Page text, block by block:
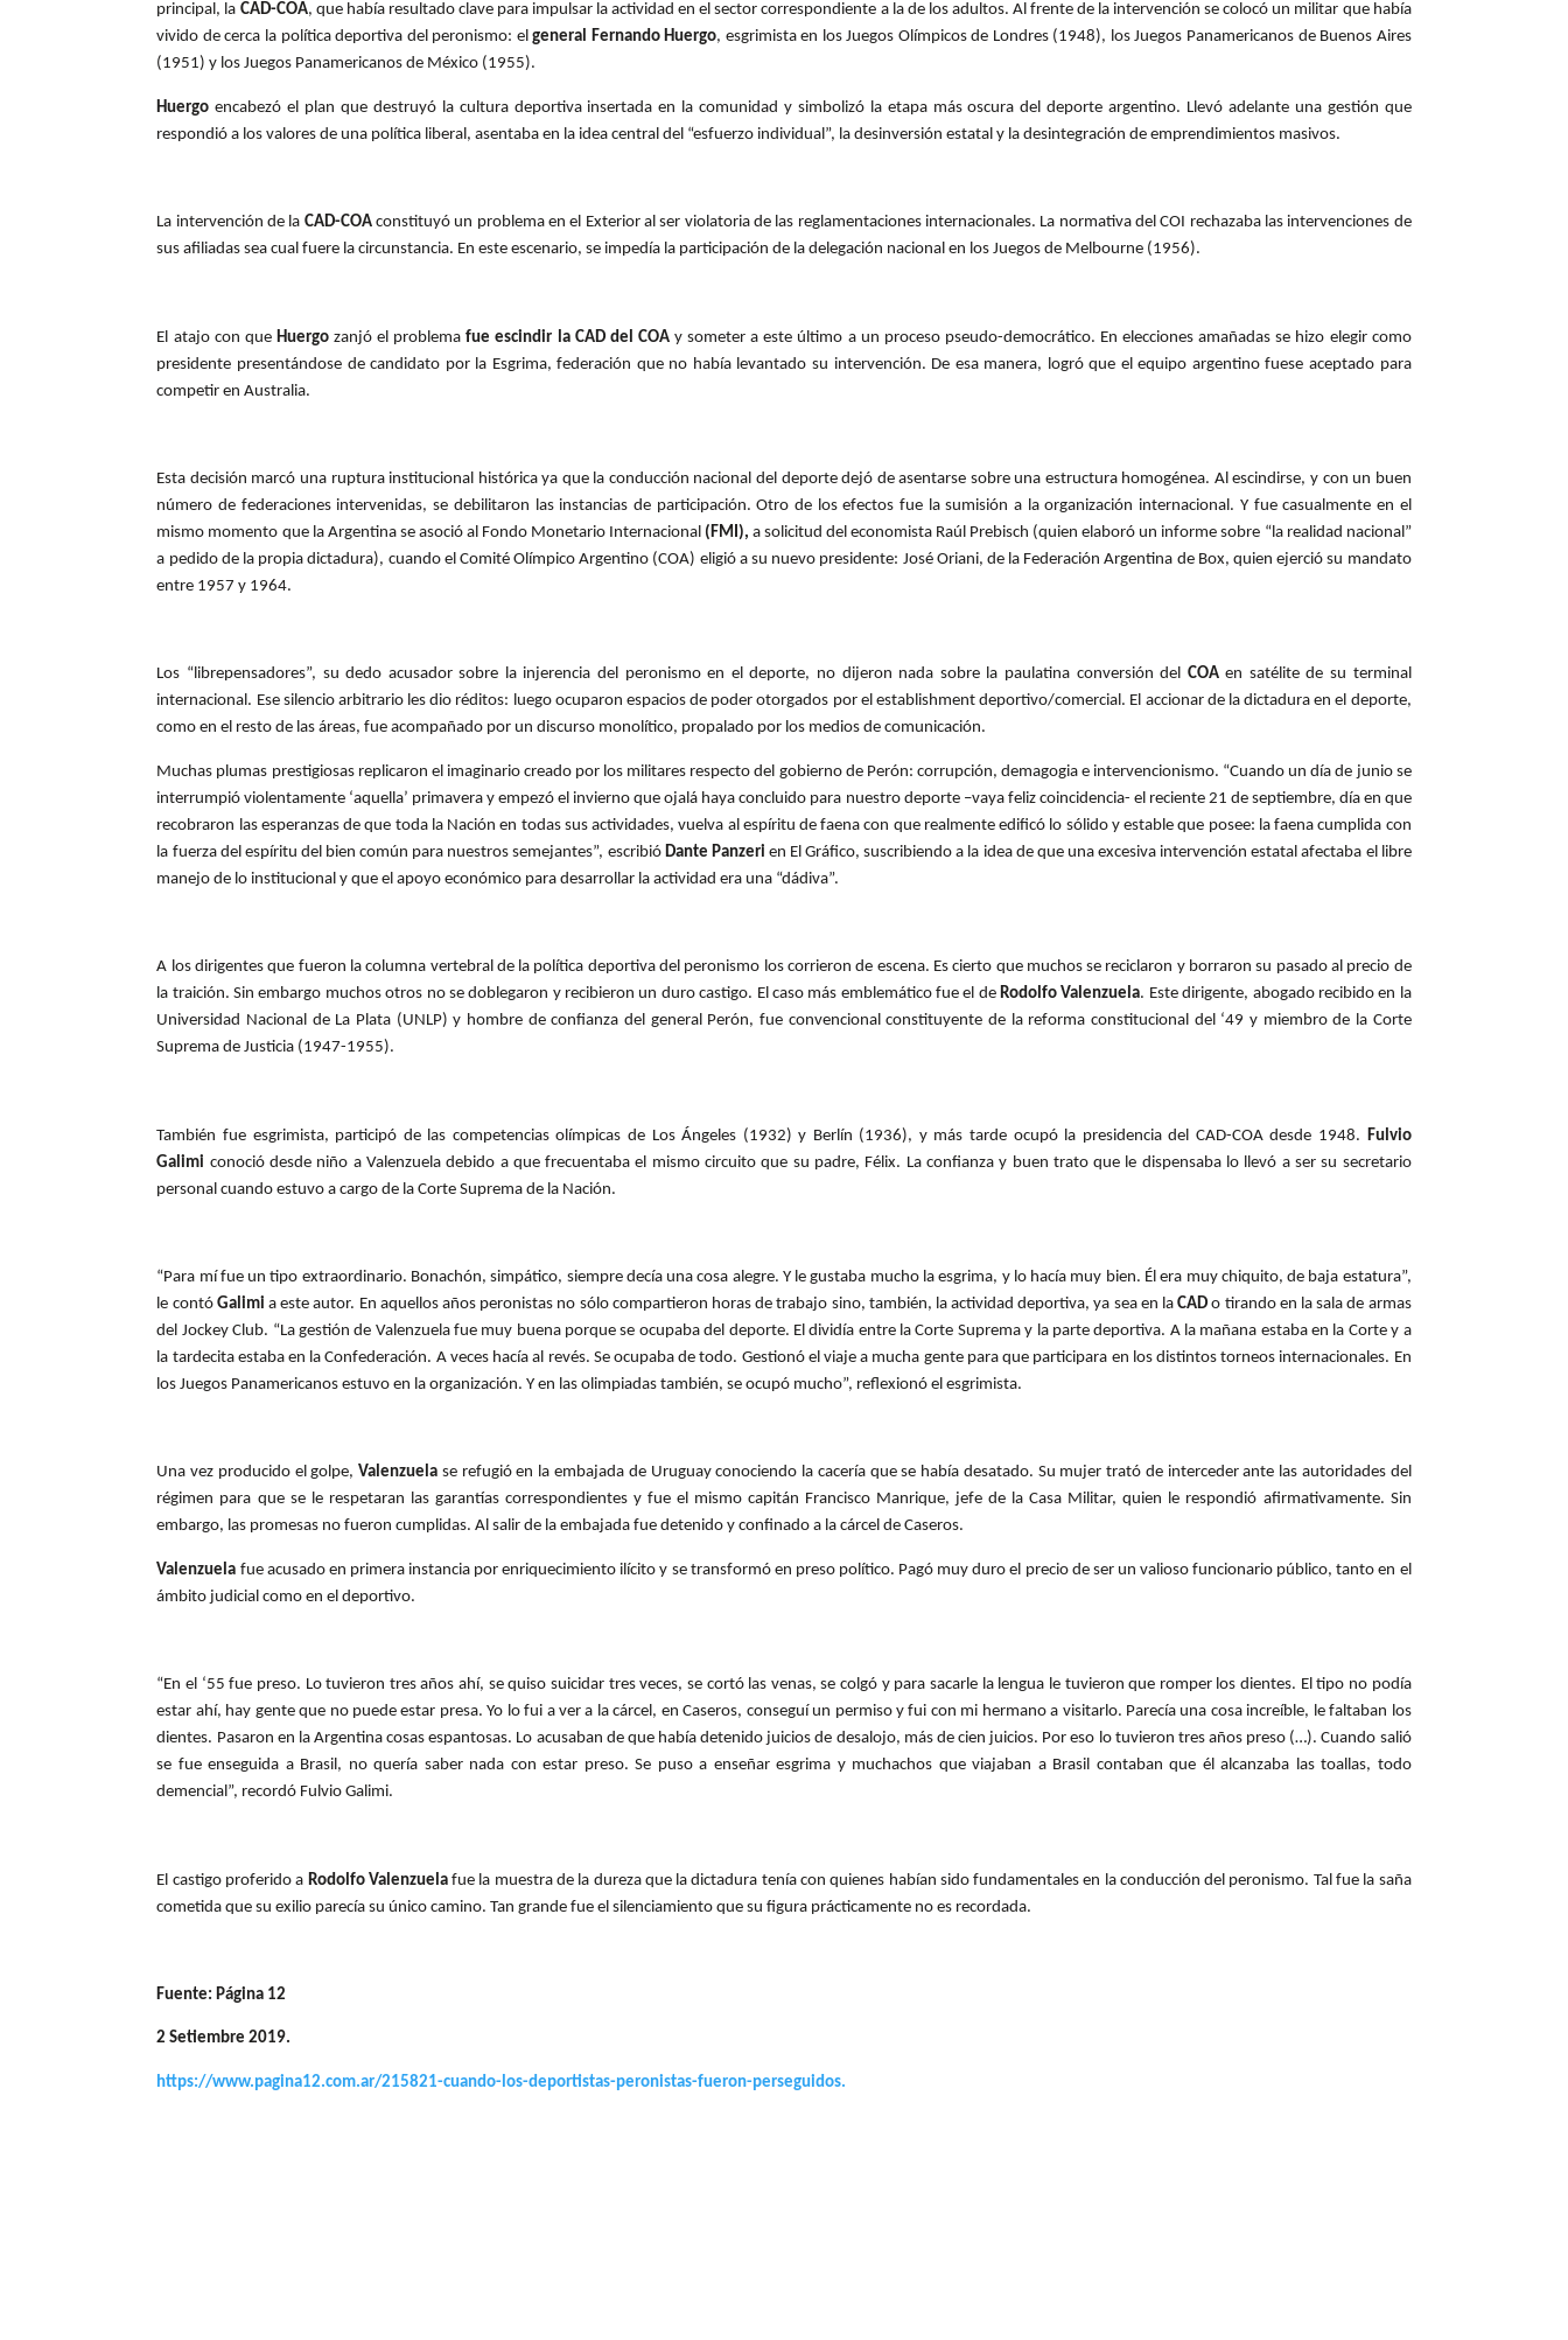
principal, la CAD-COA, que había resultado clave para impulsar la actividad en el sector correspondiente a la de los adultos. Al frente de la intervención se colocó un militar que había
vivido de cerca la política deportiva del peronismo: elgeneral Fernando Huergo, esgrimista en los Juegos Olímpicos de Londres (1948), los Juegos Panamericanos de Buenos Aires
(1951) y los Juegos Panamericanos de México (1955).
Huergo encabezó el plan que destruyó la cultura deportiva insertada en la comunidad y simbolizó la etapa más oscura del deporte argentino. Llevó adelante una gestión que
respondió a los valores de una política liberal, asentaba en la idea central del “esfuerzo individual”, la desinversión estatal y la desintegración de emprendimientos masivos.
La intervención de la CAD-COAconstituyó un problema en el Exterior al ser violatoria de las reglamentaciones internacionales. La normativa del COI rechazaba las intervenciones de
sus afiliadas sea cual fuere la circunstancia. En este escenario, se impedía la participación de la delegación nacional en los Juegos de Melbourne (1956).
El atajo con que Huergozanjó el problemafue escindir la CAD del COAy someter a este último a un proceso pseudo-democrático. En elecciones amañadas se hizo elegir como
presidente presentándose de candidato por la Esgrima, federación que no había levantado su intervención. De esa manera, logró que el equipo argentino fuese aceptado para
competir en Australia.
Esta decisión marcó una ruptura institucional histórica ya que la conducción nacional del deporte dejó de asentarse sobre una estructura homogénea. Al escindirse, y con un buen
número de federaciones intervenidas, se debilitaron las instancias de participación. Otro de los efectos fue la sumisión a la organización internacional. Y fue casualmente en el
mismo momento que la Argentina se asoció al Fondo Monetario Internacional (FMI), a solicitud del economista Raúl Prebisch (quien elaboró un informe sobre “la realidad nacional”
a pedido de la propia dictadura), cuando el Comité Olímpico Argentino (COA) eligió a su nuevo presidente: José Oriani, de la Federación Argentina de Box, quien ejerció su mandato
entre 1957 y 1964.
Los “librepensadores”, su dedo acusador sobre la injerencia del peronismo en el deporte, no dijeron nada sobre la paulatina conversión del COAen satélite de su terminal
internacional. Ese silencio arbitrario les dio réditos: luego ocuparon espacios de poder otorgados por el establishment deportivo/comercial. El accionar de la dictadura en el deporte,
como en el resto de las áreas, fue acompañado por un discurso monolítico, propalado por los medios de comunicación.
Muchas plumas prestigiosas replicaron el imaginario creado por los militares respecto del gobierno de Perón: corrupción, demagogia e intervencionismo. “Cuando un día de junio se
interrumpió violentamente ‘aquella’ primavera y empezó el invierno que ojalá haya concluido para nuestro deporte –vaya feliz coincidencia- el reciente 21 de septiembre, día en que
recobraron las esperanzas de que toda la Nación en todas sus actividades, vuelva al espíritu de faena con que realmente edificó lo sólido y estable que posee: la faena cumplida con
la fuerza del espíritu del bien común para nuestros semejantes”, escribió Dante Panzeri en El Gráfico, suscribiendo a la idea de que una excesiva intervención estatal afectaba el libre
manejo de lo institucional y que el apoyo económico para desarrollar la actividad era una “dádiva”.
A los dirigentes que fueron la columna vertebral de la política deportiva del peronismo los corrieron de escena. Es cierto que muchos se reciclaron y borraron su pasado al precio de
la traición. Sin embargo muchos otros no se doblegaron y recibieron un duro castigo. El caso más emblemático fue el deRodolfo Valenzuela. Este dirigente, abogado recibido en la
Universidad Nacional de La Plata (UNLP) y hombre de confianza del general Perón, fue convencional constituyente de la reforma constitucional del ‘49 y miembro de la Corte
Suprema de Justicia (1947-1955).
También fue esgrimista, participó de las competencias olímpicas de Los Ángeles (1932) y Berlín (1936), y más tarde ocupó la presidencia del CAD-COA desde 1948. Fulvio
Galimi conoció desde niño a Valenzuela debido a que frecuentaba el mismo circuito que su padre, Félix. La confianza y buen trato que le dispensaba lo llevó a ser su secretario
personal cuando estuvo a cargo de la Corte Suprema de la Nación.
“Para mí fue un tipo extraordinario. Bonachón, simpático, siempre decía una cosa alegre. Y le gustaba mucho la esgrima, y lo hacía muy bien. Él era muy chiquito, de baja estatura”,
le contó Galimi a este autor. En aquellos años peronistas no sólo compartieron horas de trabajo sino, también, la actividad deportiva, ya sea en laCADo tirando en la sala de armas
del Jockey Club. “La gestión de Valenzuela fue muy buena porque se ocupaba del deporte. El dividía entre la Corte Suprema y la parte deportiva. A la mañana estaba en la Corte y a
la tardecita estaba en la Confederación. A veces hacía al revés. Se ocupaba de todo. Gestionó el viaje a mucha gente para que participara en los distintos torneos internacionales. En
los Juegos Panamericanos estuvo en la organización. Y en las olimpiadas también, se ocupó mucho”, reflexionó el esgrimista.
Una vez producido el golpe,Valenzuela se refugió en la embajada de Uruguay conociendo la cacería que se había desatado. Su mujer trató de interceder ante las autoridades del
régimen para que se le respetaran las garantías correspondientes y fue el mismo capitán Francisco Manrique, jefe de la Casa Militar, quien le respondió afirmativamente. Sin
embargo, las promesas no fueron cumplidas. Al salir de la embajada fue detenido y confinado a la cárcel de Caseros.
Valenzuela fue acusado en primera instancia por enriquecimiento ilícito y se transformó en preso político. Pagó muy duro el precio de ser un valioso funcionario público, tanto en el
ámbito judicial como en el deportivo.
“En el ‘55 fue preso. Lo tuvieron tres años ahí, se quiso suicidar tres veces, se cortó las venas, se colgó y para sacarle la lengua le tuvieron que romper los dientes. El tipo no podía
estar ahí, hay gente que no puede estar presa. Yo lo fui a ver a la cárcel, en Caseros, conseguí un permiso y fui con mi hermano a visitarlo. Parecía una cosa increíble, le faltaban los
dientes. Pasaron en la Argentina cosas espantosas. Lo acusaban de que había detenido juicios de desalojo, más de cien juicios. Por eso lo tuvieron tres años preso (…). Cuando salió
se fue enseguida a Brasil, no quería saber nada con estar preso. Se puso a enseñar esgrima y muchachos que viajaban a Brasil contaban que él alcanzaba las toallas, todo
demencial”, recordó Fulvio Galimi.
El castigo proferido a Rodolfo Valenzuelafue la muestra de la dureza que la dictadura tenía con quienes habían sido fundamentales en la conducción del peronismo. Tal fue la saña
cometida que su exilio parecía su único camino. Tan grande fue el silenciamiento que su figura prácticamente no es recordada.
Fuente: Página 12
2 Setiembre 2019.
https://www.pagina12.com.ar/215821-cuando-los-deportistas-peronistas-fueron-perseguidos.